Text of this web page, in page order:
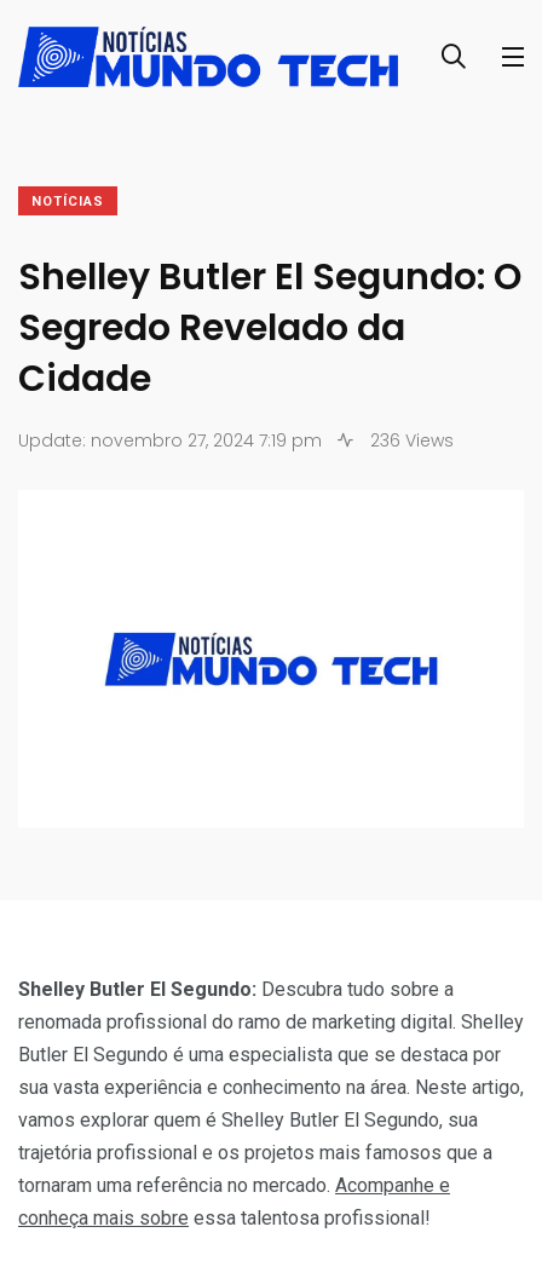
NOTÍCIAS
Shelley Butler El Segundo: O
Segredo Revelado da
Cidade
Update: novembro 27, 2024 7:19 pm 236 Views
Shelley Butler El Segundo: Descubra tudo sobre a
renomada profissional do ramo de marketing digital. Shelley
Butler El Segundo é uma especialista que se destaca por
sua vasta experiência e conhecimento na área. Neste artigo,
vamos explorar quem é Shelley Butler El Segundo, sua
trajetória profissional e os projetos mais famosos que a
tornaram uma referência no mercado. Acompanhe e
conheça mais sobre essa talentosa profissional!